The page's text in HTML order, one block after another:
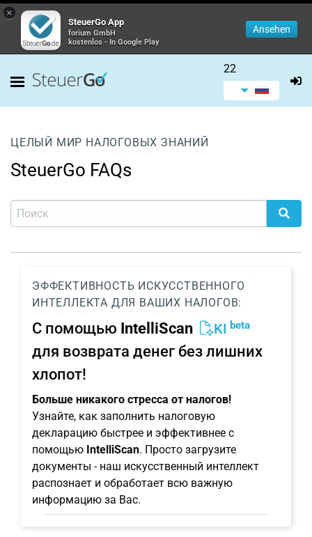
×
SteuerGo App
forium GmbH
kostenlos - In Google Play
Ansehen
22
ЦЕЛЫЙ МИР НАЛОГОВЫХ ЗНАНИЙ
SteuerGo FAQs
ЭФФЕКТИВНОСТЬ ИСКУССТВЕННОГО
ИНТЕЛЛЕКТА ДЛЯ ВАШИХ НАЛОГОВ:
С помощью IntelliScan KI beta
для возврата денег без лишних
хлопот!
Больше никакого стресса от налогов!
Узнайте, как заполнить налоговую
декларацию быстрее и эффективнее с
помощью IntelliScan. Просто загрузите
документы - наш искусственный интеллект
распознает и обработает всю важную
информацию за Вас.